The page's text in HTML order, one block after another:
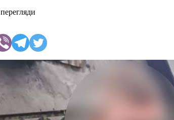
перегляди